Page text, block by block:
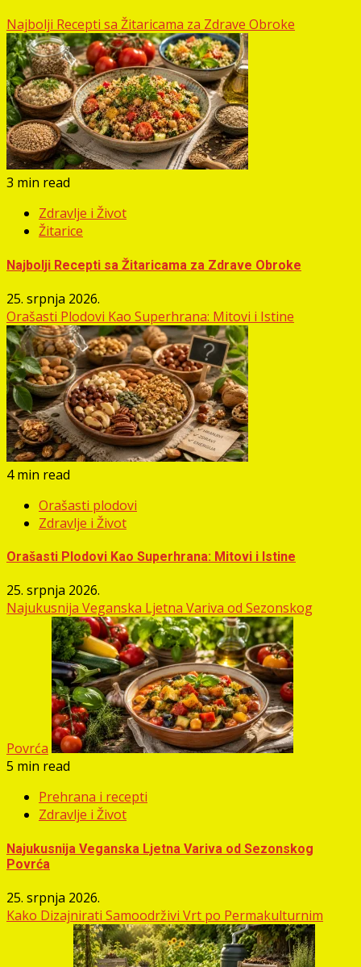
Najbolji Recepti sa Žitaricama za Zdrave Obroke
3 min read
Zdravlje i Život
Žitarice
Najbolji Recepti sa Žitaricama za Zdrave Obroke
25. srpnja 2026.
Orašasti Plodovi Kao Superhrana: Mitovi i Istine
4 min read
Orašasti plodovi
Zdravlje i Život
Orašasti Plodovi Kao Superhrana: Mitovi i Istine
25. srpnja 2026.
Najukusnija Veganska Ljetna Variva od Sezonskog
Povrća
5 min read
Prehrana i recepti
Zdravlje i Život
Najukusnija Veganska Ljetna Variva od Sezonskog
Povrća
25. srpnja 2026.
Kako Dizajnirati Samoodrživi Vrt po Permakulturnim